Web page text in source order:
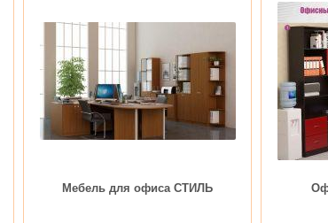
Мебель для офиса СТИЛЬ